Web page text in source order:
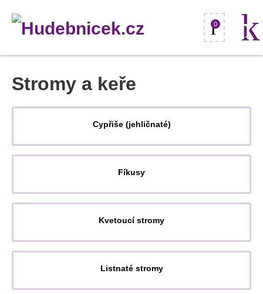
0
Stromy a keře
Cypřiše (jehličnaté)
Fíkusy
Kvetoucí stromy
Listnaté stromy